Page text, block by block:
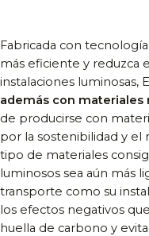
Fabricada con tecnología
más eficiente y reduzca
instalaciones luminosas,
además con materiales
de producirse con
por la sostenibilidad y
tipo de materiales
luminosos sea aún más
transporte como su
los efectos negativos
huella de carbono y